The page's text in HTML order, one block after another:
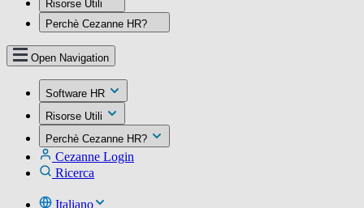
Risorse Utili
Perchè Cezanne HR?
Open Navigation
Software HR
Risorse Utili
Perchè Cezanne HR?
Cezanne Login
Ricerca
Italiano